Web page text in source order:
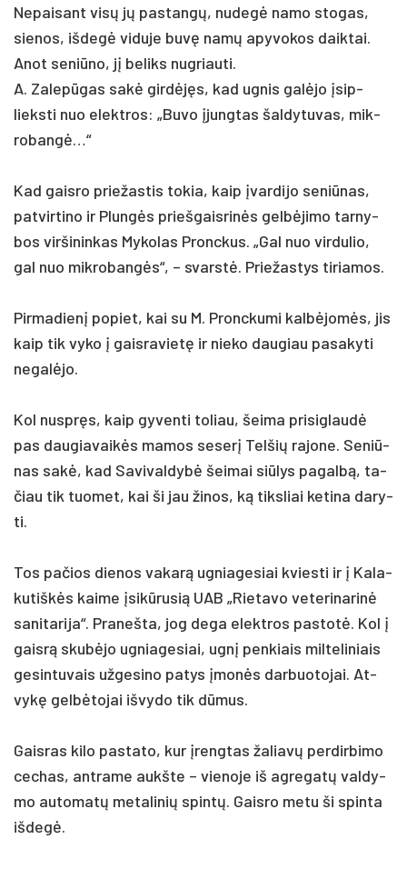
Ne­pai­sant visų jų pa­stangų, nu­degė na­mo sto­gas,
sie­nos, iš­degė vi­du­je buvę namų apy­vo­kos daik­tai.
Anot se­niū­no, jį be­liks nu­griau­ti.
A. Za­lepū­gas sakė girdėjęs, kad ug­nis galė­jo įsip­
lieks­ti nuo elekt­ros: „Bu­vo įjung­tas šal­dy­tu­vas, mik­
ro­bangė…“
Kad gais­ro prie­žas­tis to­kia, kaip įvar­di­jo se­niū­nas,
pa­tvir­ti­no ir Plungės prie­šgais­rinės gelbė­ji­mo tar­ny­
bos vir­ši­nin­kas My­ko­las Pronc­kus. „Gal nuo vir­du­lio,
gal nuo mik­ro­bangės“, – svarstė. Prie­žas­tys ti­ria­mos.
Pir­ma­dienį po­piet, kai su M. Pronc­ku­mi kalbė­jomės, jis
kaip tik vy­ko į gais­ra­vietę ir nie­ko dau­giau pa­sa­ky­ti
ne­galė­jo.
Kol nu­spręs, kaip gy­ven­ti to­liau, šei­ma pri­si­glaudė
pas dau­gia­vaikės ma­mos se­serį Tel­šių ra­jo­ne. Se­niū­
nas sakė, kad Sa­vi­val­dybė šei­mai siū­lys pa­galbą, ta­
čiau tik tuo­met, kai ši jau ži­nos, ką tiks­liai ke­ti­na da­ry­
ti.
Tos pa­čios die­nos va­karą ug­nia­ge­siai kvies­ti ir į Ka­la­
ku­tiškės kai­me įsikū­ru­sią UAB „Rie­ta­vo ve­te­ri­na­rinė
sa­ni­ta­ri­ja“. Pra­neš­ta, jog de­ga elekt­ros pa­stotė. Kol į
gaisrą skubė­jo ug­nia­ge­siai, ugnį pen­kiais mil­te­li­niais
ge­sin­tu­vais už­ge­si­no pa­tys įmonės dar­buo­to­jai. At­
vykę gelbė­to­jai iš­vy­do tik dūmus.
Gais­ras ki­lo pa­sta­to, kur įreng­tas ža­liavų per­dir­bi­mo
ce­chas, ant­ra­me aukš­te – vie­no­je iš ag­re­gatų val­dy­
mo au­to­matų me­ta­li­nių spintų. Gais­ro me­tu ši spin­ta
iš­degė.